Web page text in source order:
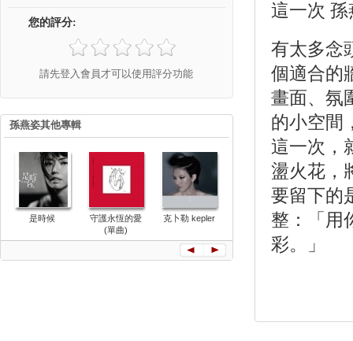
您的評分:
請先登入會員才可以使用評分功能
孫燕姿其他專輯
是時候
守護永恆的愛
(單曲)
克卜勒 kepler RADIO
No.13作品
舞的梵谷
這一次
有太多念
個適合的
畫面、氛
的小空間
這一次，
盪火花，
要留下的
整：「用
彩。」